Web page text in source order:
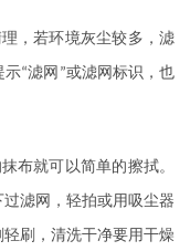
，若环境灰尘较多，滤
示“滤网”或滤网标识，也
布就可以简单的擦拭。
滤网，轻拍或用吸尘器
刷，清洗干净要用干燥